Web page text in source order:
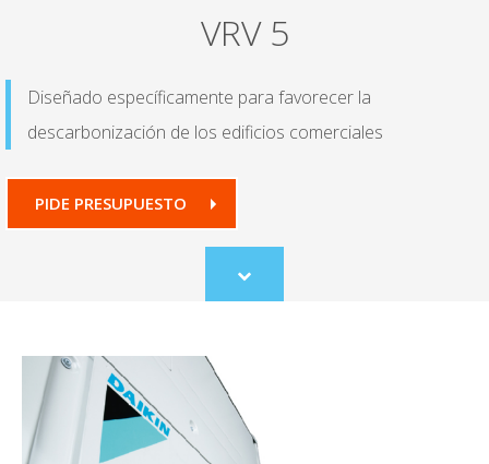
VRV 5
Diseñado específicamente para favorecer la
descarbonización de los edificios comerciales
PIDE PRESUPUESTO
Scroll
to